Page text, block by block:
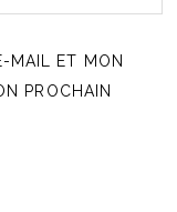
MAIL ET MON
PROCHAIN